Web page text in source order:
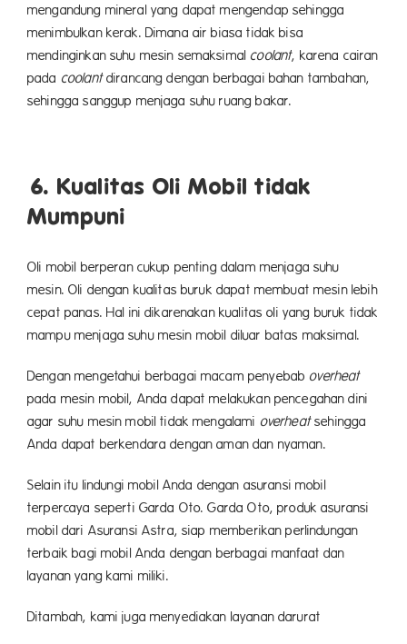
mengandung mineral yang dapat mengendap sehingga
menimbulkan kerak. Dimana air biasa tidak bisa
mendinginkan suhu mesin semaksimal coolant, karena cairan
pada coolantdirancang dengan berbagai bahan tambahan,
sehingga sanggup menjaga suhu ruang bakar.
6. Kualitas Oli Mobil tidak
Mumpuni
Oli mobil berperan cukup penting dalam menjaga suhu
mesin. Oli dengan kualitas buruk dapat membuat mesin lebih
cepat panas. Hal ini dikarenakan kualitas oli yang buruk tidak
mampu menjaga suhu mesin mobil diluar batas maksimal.
Dengan mengetahui berbagai macam penyebab overheat
pada mesin mobil, Anda dapat melakukan pencegahan dini
agar suhu mesin mobil tidak mengalami overheatsehingga
Anda dapat berkendara dengan aman dan nyaman.
Selain itu lindungi mobil Anda dengan asuransi mobil
terpercaya seperti Garda Oto. Garda Oto, produk asuransi
mobil dari Asuransi Astra, siap memberikan perlindungan
terbaik bagi mobil Anda dengan berbagai manfaat dan
layanan yang kami miliki.
Ditambah, kami juga menyediakan layanan darurat